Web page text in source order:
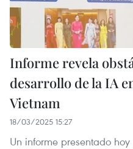
Informe revela
desarrollo de la IA
Vietnam
18/03/2025 15:27
Un informe presentado